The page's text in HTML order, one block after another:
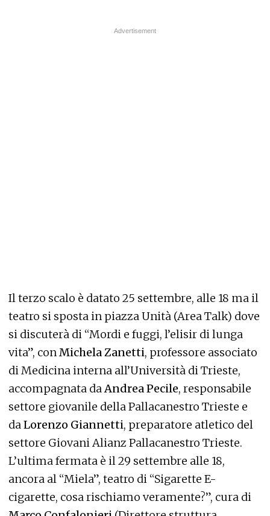
Il terzo scalo è datato 25 settembre, alle 18 ma il
teatro si sposta in piazza Unità (Area Talk) dove
si discuterà di “Mordi e fuggi, l’elisir di lunga
vita”, conMichela Zanetti, professore associato
di Medicina interna all’Università di Trieste,
accompagnata daAndrea Pecile, responsabile
settore giovanile della Pallacanestro Trieste e
daLorenzo Giannetti, preparatore atletico del
settore Giovani Alianz Pallacanestro Trieste.
L’ultima fermata è il 29 settembre alle 18,
ancora al “Miela”, teatro di “Sigarette E-
cigarette, cosa rischiamo veramente?”, cura di